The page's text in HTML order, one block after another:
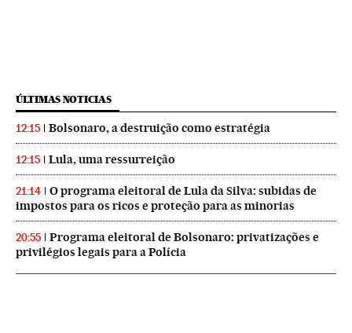
ÚLTIMAS NOTICIAS
12:15 Bolsonaro, a destruição como estratégia
12:15 Lula, uma ressurreição
21:14
O programa eleitoral de Lula da Silva: subidas de
impostos para os ricos e proteção para as minorias
20:55
Programa eleitoral de Bolsonaro: privatizações e
privilégios legais para a Polícia